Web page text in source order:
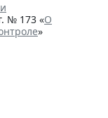
№ 173 «О
»